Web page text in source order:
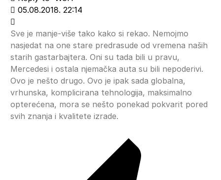
05.08.2018. 22:14
Sve je manje-više tako kako si rekao. Nemojmo
nasjedat na one stare predrasude od vremena naših
starih gastarbajtera. Oni su tada bili u pravu,
Mercedesi i ostala njemačka auta su bili nepoderivi.
Ovo je nešto drugo. Ovo je ipak sada globalna,
vrhunska, komplicirana tehnologija, maksimalno
opterećena, mora se nešto ponekad pokvarit pored
svih znanja i kvalitete izrade.